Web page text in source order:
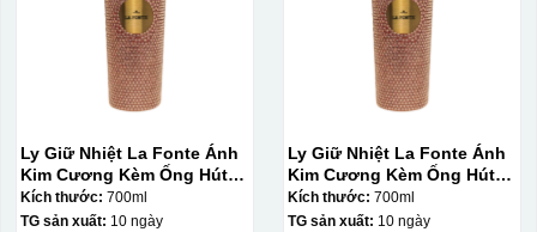
Ly Giữ Nhiệt La Fonte Ánh
Kim Cương Kèm Ống Hút-
700 ml-014687-GOL
Kích thước: 700ml
TG sản xuất: 10 ngày
Ly Giữ Nhiệt La Fonte Ánh
Kim Cương Kèm Ống Hút-
700 ml-014687-GOL
Kích thước: 700ml
TG sản xuất: 10 ngày